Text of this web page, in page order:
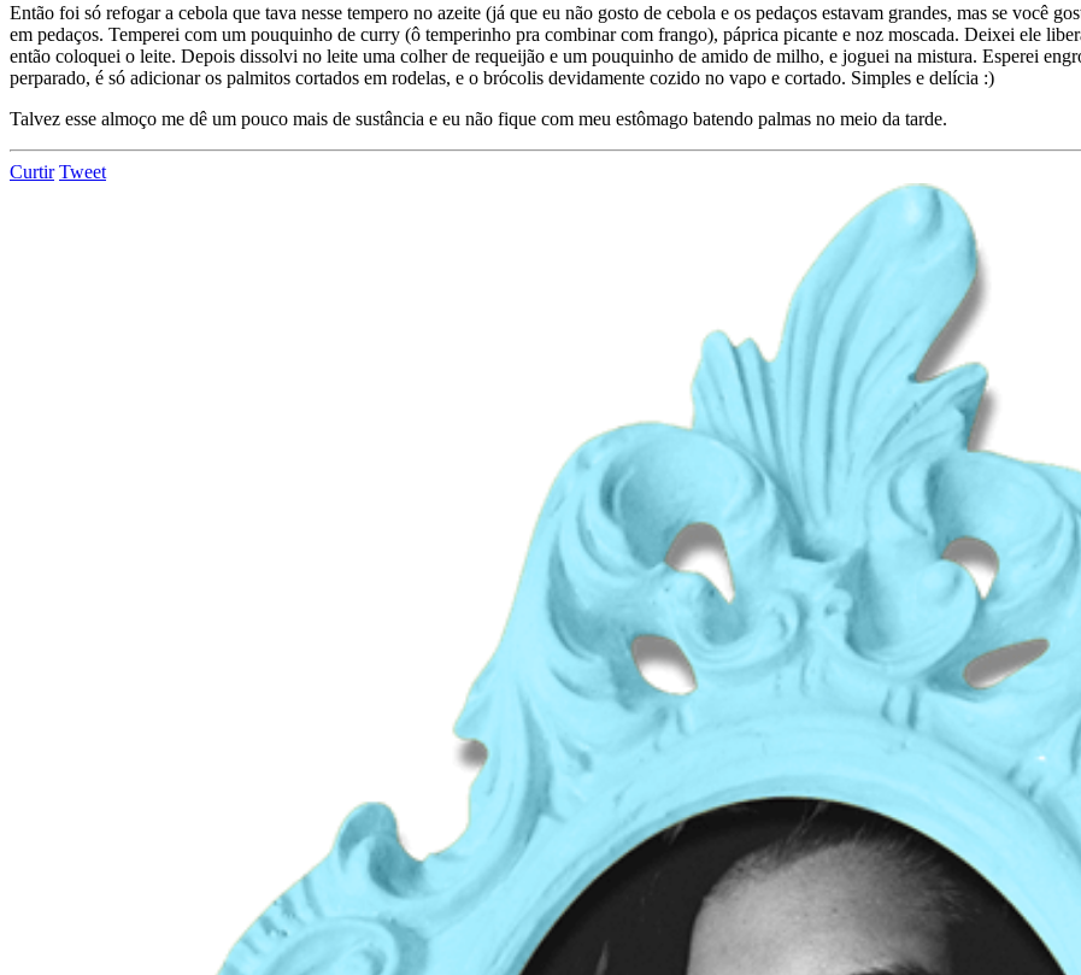
Então foi só refogar a cebola que tava nesse tempero no azeite (já que eu não gosto de cebola e os pedaços estavam grandes, mas se você
em pedaços. Temperei com um pouquinho de curry (ô temperinho pra combinar com frango), páprica picante e noz moscada. Deixei ele
então coloquei o leite. Depois dissolvi no leite uma colher de requeijão e um pouquinho de amido de milho, e joguei na mistura. Esperei
perparado, é só adicionar os palmitos cortados em rodelas, e o brócolis devidamente cozido no vapo e cortado. Simples e delícia :)
Talvez esse almoço me dê um pouco mais de sustância e eu não fique com meu estômago batendo palmas no meio da tarde.
Curtir Tweet